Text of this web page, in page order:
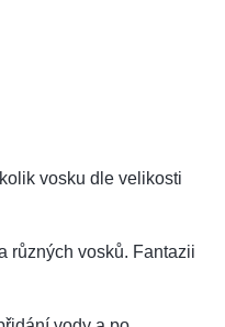
vosku dle velikosti
různých vosků. Fantazii